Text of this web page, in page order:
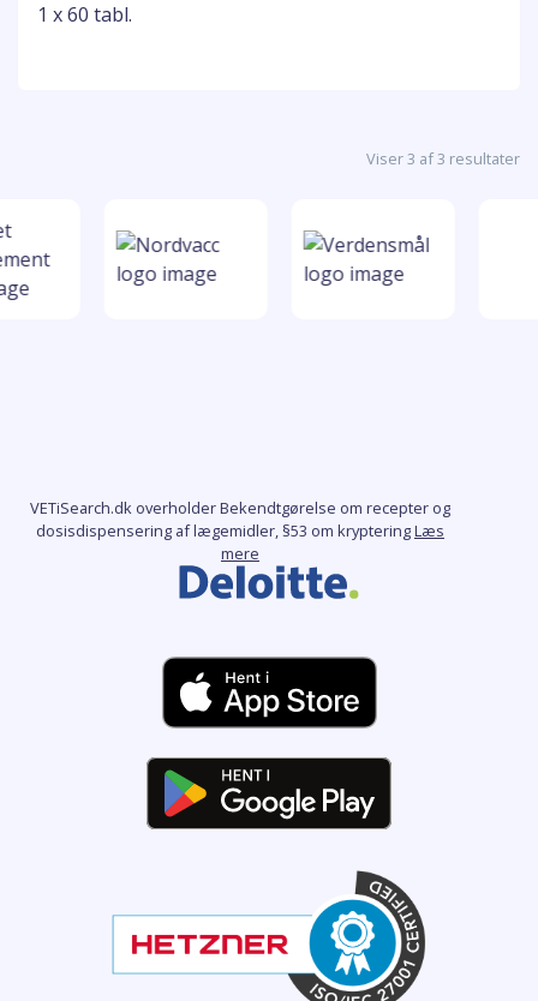
1 x 60 tabl.
Viser 3 af 3 resultater
VETiSearch.dk overholder Bekendtgørelse om recepter og
dosisdispensering af lægemidler, §53 om krypteringLæs
mere